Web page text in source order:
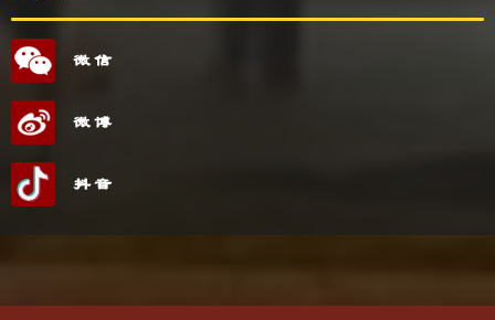
微信
微博
抖音